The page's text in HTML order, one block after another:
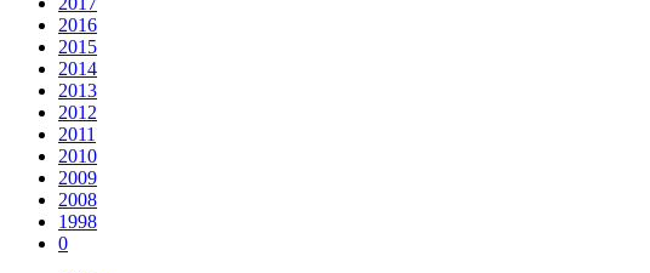
2016
2015
2014
2013
2012
2011
2010
2009
2008
1998
0